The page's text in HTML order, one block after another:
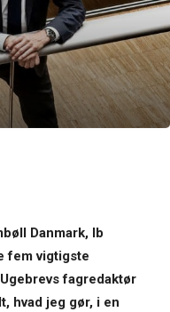
Danmark, Ib
fem vigtigste
fagredaktør
hvad jeg gør, i en